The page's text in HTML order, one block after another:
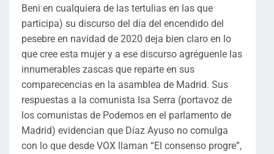
Beni en cualquiera de las tertulias en las que
participa) su discurso del día del encendido del
pesebre en navidad de 2020 deja bien claro en lo
que cree esta mujer y a ese discurso agréguenle las
innumerables zascas que reparte en sus
comparecencias en la asamblea de Madrid. Sus
respuestas a la comunista Isa Serra (portavoz de
los comunistas de Podemos en el parlamento de
Madrid) evidencian que Díaz Ayuso no comulga
con lo que desde VOX llaman “El consenso progre”,